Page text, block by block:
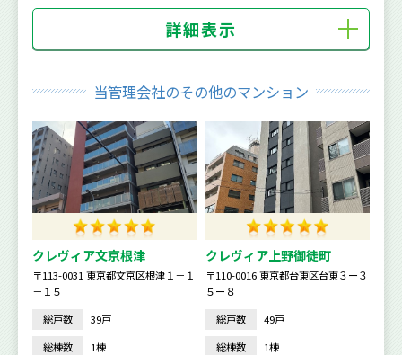
詳細表示
当管理会社のその他のマンション
クレヴィア文京根津
〒113-0031 東京都文京区根津１－１
－１５
総戸数
39戸
総棟数
1棟
クレヴィア上野御徒町
〒110-0016 東京都台東区台東３ー３
５ー８
総戸数
49戸
総棟数
1棟